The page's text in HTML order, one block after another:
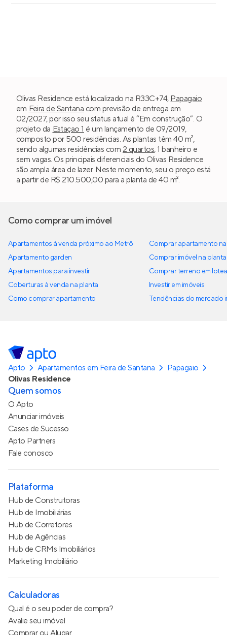
Olivas Residence está localizado na R33C+74, Papagaio
em Feira de Santana com previsão de entrega em
02/2027, por isso seu status atual é “Em construção”. O
projeto da Estaçao 1 é um lançamento de 09/2019,
composto por 500 residências. As plantas têm 40 m²,
sendo algumas residências com 2 quartos, 1 banheiro e
sem vagas. Os principais diferenciais do Olivas Residence
são ampla área de lazer. Neste momento, seu o preço está
a partir de R$ 210.500,00 para a planta de 40 m².
Como comprar um imóvel
Apartamentos à venda próximo ao Metrô
Apartamento garden
Apartamentos para investir
Coberturas à venda na planta
Como comprar apartamento
Comprar apartamento
Comprar imóvel na planta
Comprar terreno em
Investir em imóveis
Tendências do mercado
Apto Apartamentos em Feira de Santana
Papagaio
Olivas Residence
Quem somos
O Apto
Anunciar imóveis
Cases de Sucesso
Apto Partners
Fale conosco
Plataforma
Hub de Construtoras
Hub de Imobiliárias
Hub de Corretores
Hub de Agências
Hub de CRMs Imobiliários
Marketing Imobiliário
Calculadoras
Qual é o seu poder de compra?
Avalie seu imóvel
Comprar ou Alugar